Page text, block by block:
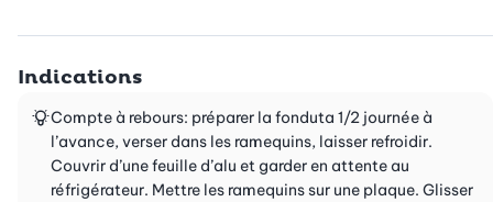
Indications
Compte à rebours: préparer la fonduta 1/2 journée à
l’avance, verser dans les ramequins, laisser refroidir.
Couvrir d’une feuille d’alu et garder en attente au
réfrigérateur. Mettre les ramequins sur une plaque. Glisser